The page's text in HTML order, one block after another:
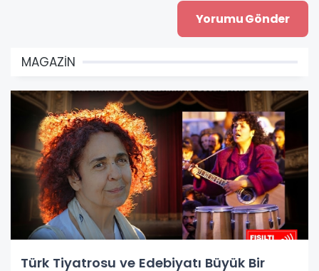
MAGAZİN
Türk Tiyatrosu ve Edebiyatı Büyük Bir